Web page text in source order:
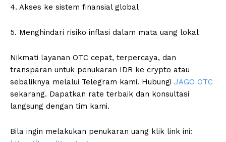
4. Akses ke sistem finansial global
5. Menghindari risiko inflasi dalam mata uang lokal
Nikmati layanan OTC cepat, terpercaya, dan
transparan untuk penukaran IDR ke crypto atau
sebaliknya melalui Telegram kami. Hubungi JAGO OTC
sekarang. Dapatkan rate terbaik dan konsultasi
langsung dengan tim kami.
Bila ingin melakukan penukaran uang klik link ini: